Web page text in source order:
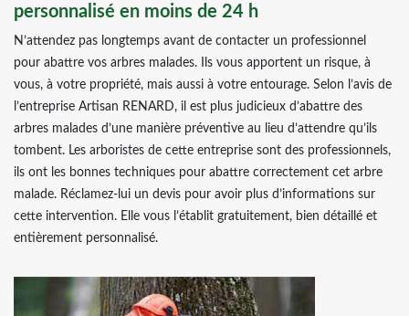
personnalisé en moins de 24 h
N’attendez pas longtemps avant de contacter un professionnel
pour abattre vos arbres malades. Ils vous apportent un risque, à
vous, à votre propriété, mais aussi à votre entourage. Selon l’avis de
l’entreprise Artisan RENARD, il est plus judicieux d’abattre des
arbres malades d’une manière préventive au lieu d’attendre qu’ils
tombent. Les arboristes de cette entreprise sont des professionnels,
ils ont les bonnes techniques pour abattre correctement cet arbre
malade. Réclamez-lui un devis pour avoir plus d’informations sur
cette intervention. Elle vous l’établit gratuitement, bien détaillé et
entièrement personnalisé.